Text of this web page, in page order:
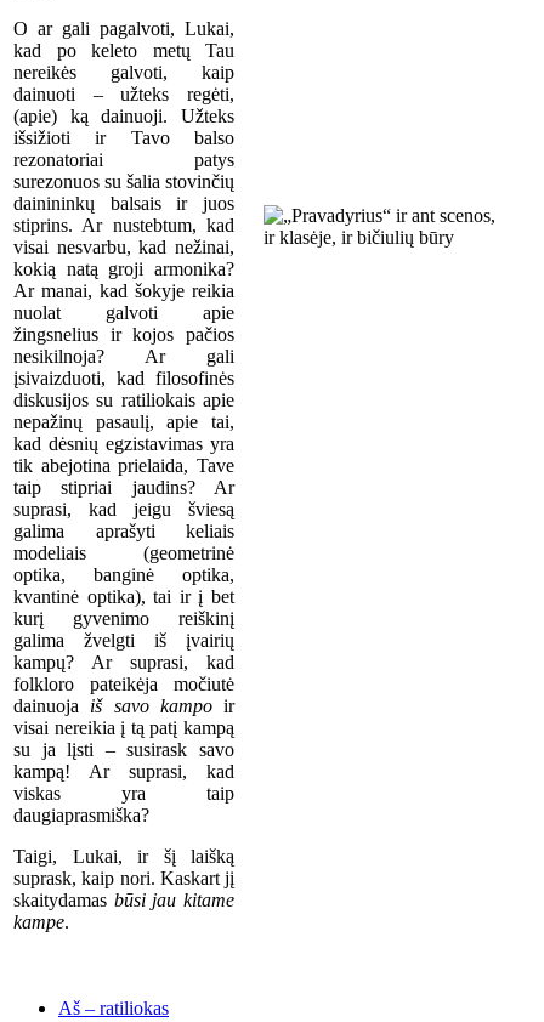
O ar gali pagalvoti, Lukai,
kad po keleto metų Tau
nereikės galvoti, kaip
dainuoti – užteks regėti,
(apie) ką dainuoji. Užteks
išsižioti ir Tavo balso
rezonatoriai patys
surezonuos su šalia stovinčių
dainininkų balsais ir juos
stiprins. Ar nustebtum, kad
visai nesvarbu, kad nežinai,
kokią natą groji armonika?
Ar manai, kad šokyje reikia
nuolat galvoti apie
žingsnelius ir kojos pačios
nesikilnoja? Ar gali
įsivaizduoti, kad filosofinės
diskusijos su ratiliokais apie
nepažinų pasaulį, apie tai,
kad dėsnių egzistavimas yra
tik abejotina prielaida, Tave
taip stipriai jaudins? Ar
suprasi, kad jeigu šviesą
galima aprašyti keliais
modeliais (geometrinė
optika, banginė optika,
kvantinė optika), tai ir į bet
kurį gyvenimo reiškinį
galima žvelgti iš įvairių
kampų? Ar suprasi, kad
folkloro pateikėja močiutė
dainuoja iš savo kampoir
visai nereikia į tą patį kampą
su ja lįsti – susirask savo
kampą! Ar suprasi, kad
viskas yra taip
daugiaprasmiška?
Taigi, Lukai, ir šį laišką
suprask, kaip nori. Kaskart jį
skaitydamas būsi jau kitame
kampe.
Aš – ratiliokas